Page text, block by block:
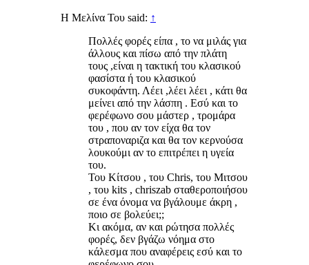
Η Μελίνα Του said: ↑
Πολλές φορές είπα , το να μιλάς για
άλλους και πίσω από την πλάτη
τους ,είναι η τακτική του κλασικού
φασίστα ή του κλασικού
συκοφάντη. Λέει ,λέει λέει , κάτι θα
μείνει από την λάσπη . Εσύ και το
φερέφωνο σου μάστερ , τρομάρα
του , που αν τον είχα θα τον
στραποναριζα και θα τον κερνούσα
λουκούμι αν το επιτρέπει η υγεία
του.
Του Κίτσου , του Chris, του Μιτσου
, του kits , chriszab σταθεροποιήσου
σε ένα όνομα να βγάλουμε άκρη ,
ποιο σε βολεύει;;
Κι ακόμα, αν και ρώτησα πολλές
φορές, δεν βγάζω νόημα στο
κάλεσμα που αναφέρεις εσύ και το